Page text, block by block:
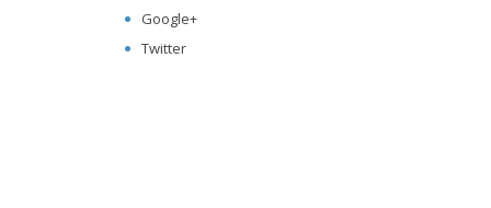
Google+
Twitter